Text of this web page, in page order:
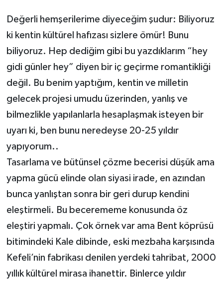
Değerli hemşerilerime diyeceğim şudur: Biliyoruz
ki kentin kültürel hafızası sizlere ömür! Bunu
biliyoruz. Hep dediğim gibi bu yazdıklarım “hey
gidi günler hey” diyen bir iç geçirme romantikliği
değil. Bu benim yaptığım, kentin ve milletin
gelecek projesi umudu üzerinden, yanlış ve
bilmezlikle yapılanlarla hesaplaşmak isteyen bir
uyarı ki, ben bunu neredeyse 20-25 yıldır
yapıyorum..
Tasarlama ve bütünsel çözme becerisi düşük ama
yapma gücü elinde olan siyasi irade, en azından
bunca yanlıştan sonra bir geri durup kendini
eleştirmeli. Bu becerememe konusunda öz
eleştiri yapmalı. Çok örnek var ama Bent köprüsü
bitimindeki Kale dibinde, eski mezbaha karşısında
Kefeli’nin fabrikası denilen yerdeki tahribat, 2000
yıllık kültürel mirasa ihanettir. Binlerce yıldır